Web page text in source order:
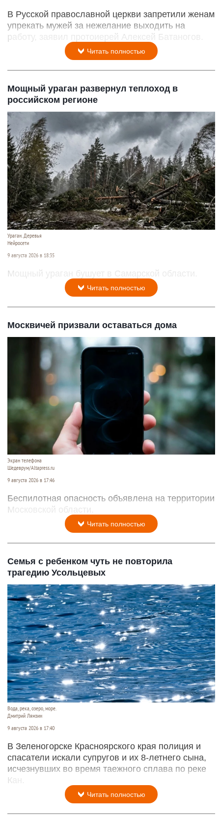
В Русской православной церкви запретили женам
упрекать мужей за нежелание выходить на
работу, заявил протоиерей Алексей Батаногов.
Читать полностью
Мощный ураган развернул теплоход в
российском регионе
Ураган. Деревья
Нейросети
9 августа 2026 в 18:35
Мощный ураган бушует в Самарской области.
Читать полностью
Москвичей призвали оставаться дома
Экран телефона
Шедеврум/Altapress.ru
9 августа 2026 в 17:46
Беспилотная опасность объявлена на территории
Московской области.
Читать полностью
Семья с ребенком чуть не повторила
трагедию Усольцевых
Вода, река, озеро, море.
Дмитрий Лямзин
9 августа 2026 в 17:40
В Зеленогорске Красноярского края полиция и
спасатели искали супругов и их 8-летнего сына,
исчезнувших во время таежного сплава по реке
Кан.
Читать полностью